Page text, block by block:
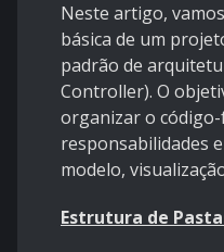
Neste artigo,
básica de um
padrão de
Controller). O
organizar o
responsabilidades
modelo,
Estrutura de